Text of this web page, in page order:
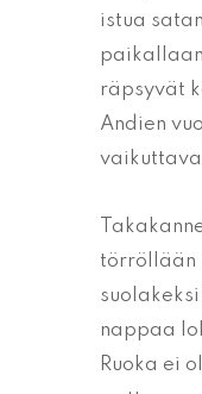
istua
räpsyvät
Andien
törröllään
nappaa
Ruoka ei